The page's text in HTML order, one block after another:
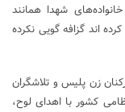
شهدا همانند
اند گزافه گویی نکرده
زن پلیس و تلاشگران
کشور با اهدای لوح،